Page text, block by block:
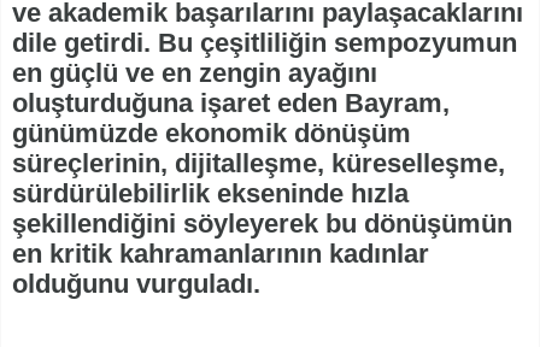
ve akademik başarılarını paylaşacaklarını
dile getirdi. Bu çeşitliliğin sempozyumun
en güçlü ve en zengin ayağını
oluşturduğuna işaret eden Bayram,
günümüzde ekonomik dönüşüm
süreçlerinin, dijitalleşme, küreselleşme,
sürdürülebilirlik ekseninde hızla
şekillendiğini söyleyerek bu dönüşümün
en kritik kahramanlarının kadınlar
olduğunu vurguladı.